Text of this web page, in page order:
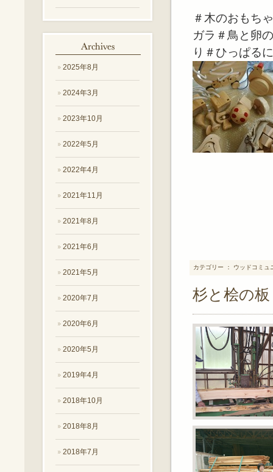
2025年8月
2024年3月
2023年10月
2022年5月
2022年4月
2021年11月
2021年8月
2021年6月
2021年5月
2020年7月
2020年6月
2020年5月
2019年4月
2018年10月
2018年8月
2018年7月
＃木のおもち
ガラ＃鳥と卵
り＃ひっぱる
カテゴリー ： ウッドコミュ
杉と桧の